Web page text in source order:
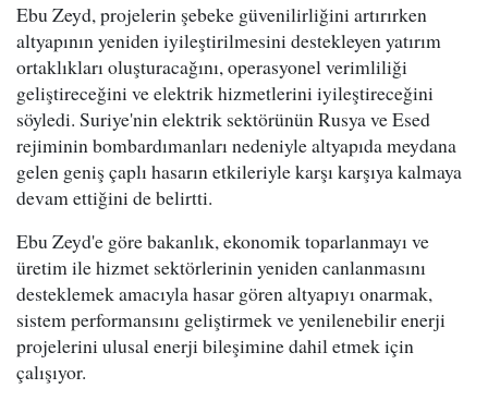
Ebu Zeyd, projelerin şebeke güvenilirliğini artırırken
altyapının yeniden iyileştirilmesini destekleyen yatırım
ortaklıkları oluşturacağını, operasyonel verimliliği
geliştireceğini ve elektrik hizmetlerini iyileştireceğini
söyledi. Suriye'nin elektrik sektörünün Rusya ve Esed
rejiminin bombardımanları nedeniyle altyapıda meydana
gelen geniş çaplı hasarın etkileriyle karşı karşıya kalmaya
devam ettiğini de belirtti.
Ebu Zeyd'e göre bakanlık, ekonomik toparlanmayı ve
üretim ile hizmet sektörlerinin yeniden canlanmasını
desteklemek amacıyla hasar gören altyapıyı onarmak,
sistem performansını geliştirmek ve yenilenebilir enerji
projelerini ulusal enerji bileşimine dahil etmek için
çalışıyor.